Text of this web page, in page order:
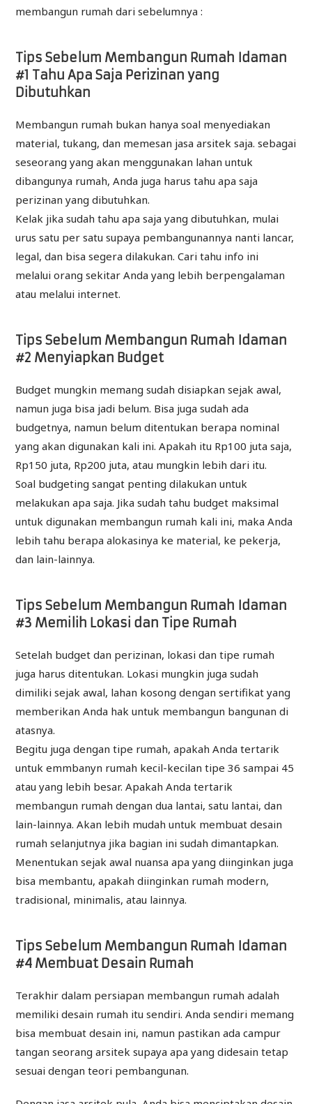
membangun rumah dari sebelumnya :
Tips Sebelum Membangun Rumah Idaman
#1 Tahu Apa Saja Perizinan yang
Dibutuhkan
Membangun rumah bukan hanya soal menyediakan
material, tukang, dan memesan jasa arsitek saja. sebagai
seseorang yang akan menggunakan lahan untuk
dibangunya rumah, Anda juga harus tahu apa saja
perizinan yang dibutuhkan.
Kelak jika sudah tahu apa saja yang dibutuhkan, mulai
urus satu per satu supaya pembangunannya nanti lancar,
legal, dan bisa segera dilakukan. Cari tahu info ini
melalui orang sekitar Anda yang lebih berpengalaman
atau melalui internet.
Tips Sebelum Membangun Rumah Idaman
#2 Menyiapkan Budget
Budget mungkin memang sudah disiapkan sejak awal,
namun juga bisa jadi belum. Bisa juga sudah ada
budgetnya, namun belum ditentukan berapa nominal
yang akan digunakan kali ini. Apakah itu Rp100 juta saja,
Rp150 juta, Rp200 juta, atau mungkin lebih dari itu.
Soal budgeting sangat penting dilakukan untuk
melakukan apa saja. Jika sudah tahu budget maksimal
untuk digunakan membangun rumah kali ini, maka Anda
lebih tahu berapa alokasinya ke material, ke pekerja,
dan lain-lainnya.
Tips Sebelum Membangun Rumah Idaman
#3 Memilih Lokasi dan Tipe Rumah
Setelah budget dan perizinan, lokasi dan tipe rumah
juga harus ditentukan. Lokasi mungkin juga sudah
dimiliki sejak awal, lahan kosong dengan sertifikat yang
memberikan Anda hak untuk membangun bangunan di
atasnya.
Begitu juga dengan tipe rumah, apakah Anda tertarik
untuk emmbanyn rumah kecil-kecilan tipe 36 sampai 45
atau yang lebih besar. Apakah Anda tertarik
membangun rumah dengan dua lantai, satu lantai, dan
lain-lainnya. Akan lebih mudah untuk membuat desain
rumah selanjutnya jika bagian ini sudah dimantapkan.
Menentukan sejak awal nuansa apa yang diinginkan juga
bisa membantu, apakah diinginkan rumah modern,
tradisional, minimalis, atau lainnya.
Tips Sebelum Membangun Rumah Idaman
#4 Membuat Desain Rumah
Terakhir dalam persiapan membangun rumah adalah
memiliki desain rumah itu sendiri. Anda sendiri memang
bisa membuat desain ini, namun pastikan ada campur
tangan seorang arsitek supaya apa yang didesain tetap
sesuai dengan teori pembangunan.